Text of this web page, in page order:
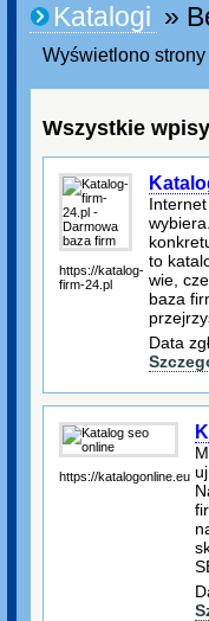
Katalogi »
Wyświetlono
Wszystkie
https://katalog-
firm-24.pl
to
wie,
baza
Data
https://katalogonline.eu